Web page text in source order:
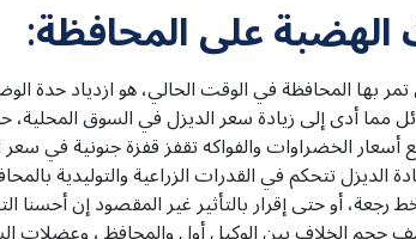
على المحافظة:
تمر بها المحافظة في الوقت الحالي، هو ازدياد
الديزل تتحكم في القدرات الزراعية والتوليدية
رجعة، أو حتى إقرار بالتأثير غير المقصود إن أحسنا